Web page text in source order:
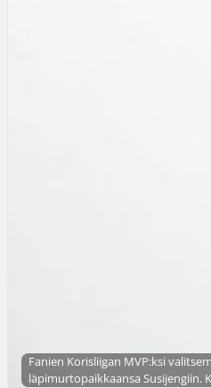
Fanien Korisliigan MVP:ksi
läpimurtopaikkaansa Susijengiin.